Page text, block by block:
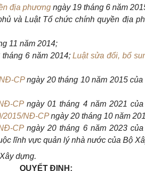
địa phươngngày 19 tháng 6 năm
và Luật Tổ chức chính quyền địa
11 năm 2014;
tháng 6 năm 2014;Luật sửa đổi, bổ
CPngày 20 tháng 10 năm 2015
CPngày 01 tháng 4 năm 2021
2015/NĐ-CPngày 20 tháng 10 năm
CPngày 20 tháng 6 năm 2023
lĩnh vực quản lý nhà nước của Bộ
dựng.
QUYẾT ĐỊNH: